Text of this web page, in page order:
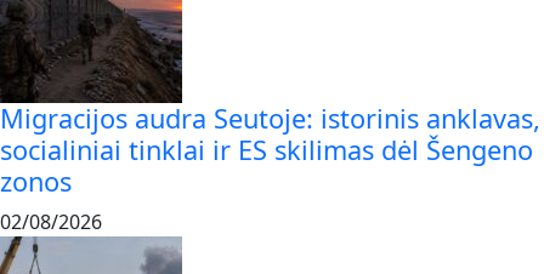
Migracijos audra Seutoje: istorinis anklavas,
socialiniai tinklai ir ES skilimas dėl Šengeno
zonos
02/08/2026